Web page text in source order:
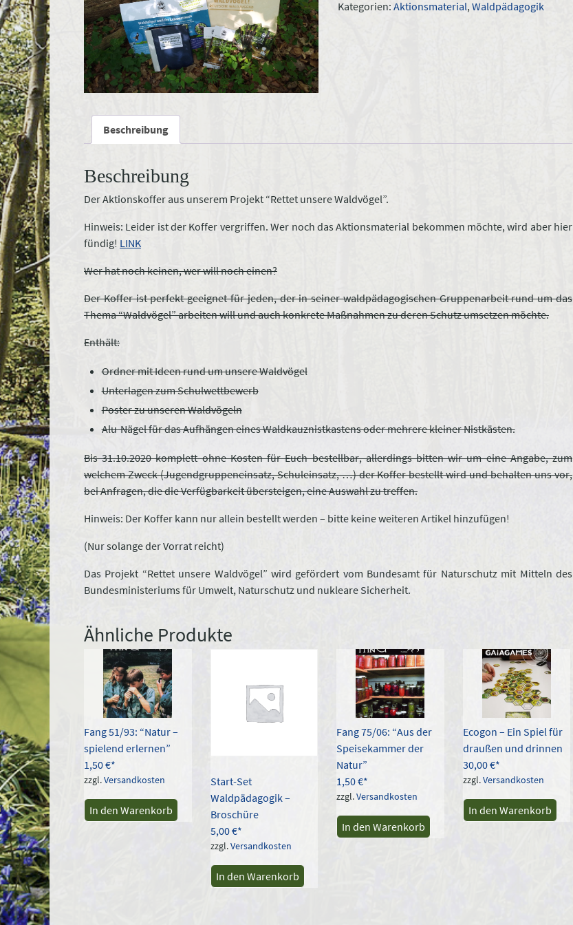
Kategorien:Aktionsmaterial,Waldpädagogik
Beschreibung
Beschreibung
Der Aktionskoffer aus unserem Projekt “Rettet unsere Waldvögel”.
Hinweis: Leider ist der Koffer vergriffen. Wer noch das Aktionsmaterial bekommen möchte, wird aber hier
fündig! LINK
Wer hat noch keinen, wer will noch einen?
Der Koffer ist perfekt geeignet für jeden, der in seiner waldpädagogischen Gruppenarbeit rund um das
Thema “Waldvögel” arbeiten will und auch konkrete Maßnahmen zu deren Schutz umsetzen möchte.
Enthält:
Ordner mit Ideen rund um unsere Waldvögel
Unterlagen zum Schulwettbewerb
Poster zu unseren Waldvögeln
Alu-Nägel für das Aufhängen eines Waldkauznistkastens oder mehrere kleiner Nistkästen.
Bis 31.10.2020 komplett ohne Kosten für Euch bestellbar, allerdings bitten wir um eine Angabe, zum
welchem Zweck (Jugendgruppeneinsatz, Schuleinsatz, …) der Koffer bestellt wird und behalten uns vor,
bei Anfragen, die die Verfügbarkeit übersteigen, eine Auswahl zu treffen.
Hinweis: Der Koffer kann nur allein bestellt werden – bitte keine weiteren Artikel hinzufügen!
(Nur solange der Vorrat reicht)
Das Projekt “Rettet unsere Waldvögel” wird gefördert vom Bundesamt für Naturschutz mit Mitteln des
Bundesministeriums für Umwelt, Naturschutz und nukleare Sicherheit.
Ähnliche Produkte
Fang 51/93: “Natur –
spielend erlernen”
1,50€
zzgl.Versandkosten
In den Warenkorb
Start-Set
Waldpädagogik –
Broschüre
5,00€
zzgl.Versandkosten
In den Warenkorb
Fang 75/06: “Aus der
Speisekammer der
Natur”
1,50€
zzgl.Versandkosten
In den Warenkorb
Ecogon – Ein Spiel für
draußen und drinnen
30,00€
zzgl.Versandkosten
In den Warenkorb